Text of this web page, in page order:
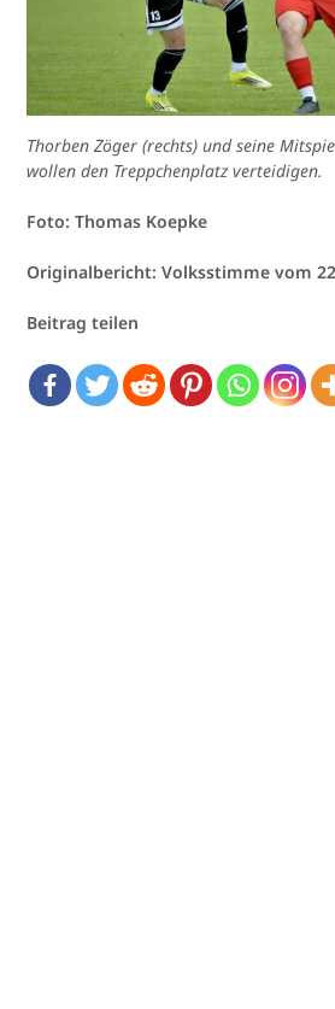
Thorben Zöger (rechts) und seine
wollen den Treppchenplatz verteidigen.
Foto: Thomas Koepke
Originalbericht: Volksstimme vom
Beitrag teilen